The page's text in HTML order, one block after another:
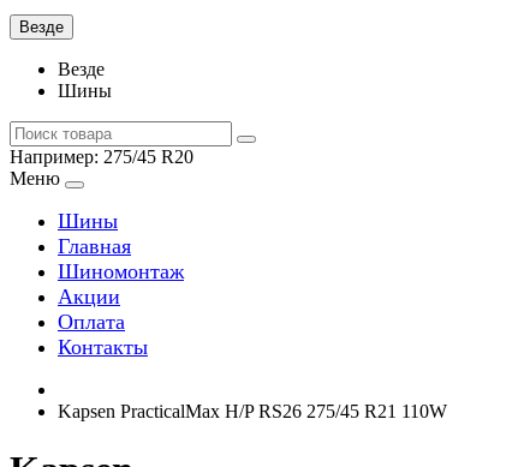
Везде
Везде
Шины
Например: 275/45 R20
Меню
Шины
Главная
Шиномонтаж
Акции
Оплата
Контакты
Kapsen PracticalMax H/P RS26 275/45 R21 110W